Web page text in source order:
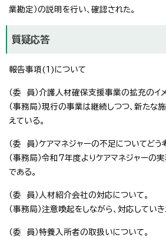
業勘定）の説明を行い、確認された。
質疑応答
報告事項(1)について
（委 員）介護人材確保支援事業の拡充のイ
（事務局）現行の事業は継続しつつ、新たな
えている。
（委 員）ケアマネジャーの不足についてどう
（事務局）令和7年度よりケアマネジャーの
である。
（委 員）人材紹介会社の対応について。
（事務局）注意喚起をしながら、対応していき
（委 員）特養入所者の取扱いについて。